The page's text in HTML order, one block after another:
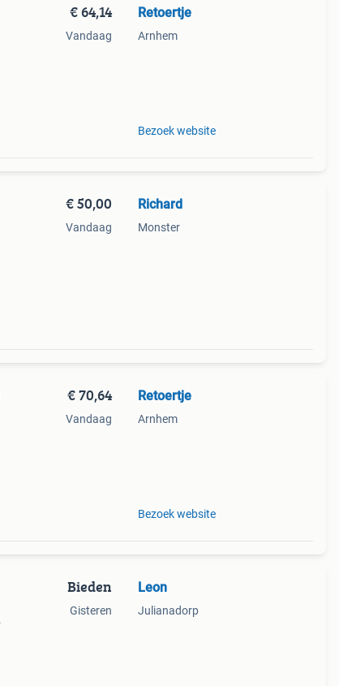
€ 64,14
Vandaag
Retoertje
Arnhem
Bezoek website
€ 50,00
Vandaag
Richard
Monster
€ 70,64
Vandaag
Retoertje
Arnhem
Bezoek website
Bieden
Gisteren
Leon
Julianadorp